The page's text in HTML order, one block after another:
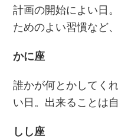
計画の開始によい日
ためのよい習慣など
かに座
誰かが何とかしてく
い日。出来ることは
しし座